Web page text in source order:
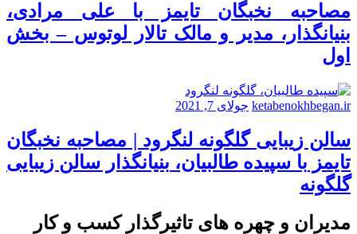
مصاحبه نخبگان تایمز با علی مرادی،
بنیانگذار، مدیر و مالک تالار لوتوس – بخش
اول
ketabenokhbegan.ir جولای 7, 2021
سالن زیبایی گلگونه لنگرود | مصاحبه نخبگان
تایمز با سپیده طالبیان، بنیانگذار سالن زیبایی
گلگونه
مدیران و چهره های تاثیرگذار کسب و کار